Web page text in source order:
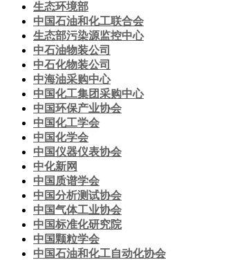
生态环境部
中国石油和化工联合会
生态部污染源监控中心
中石油物装公司
中石化物装公司
中海油采购中心
中国化工集团采购中心
中国环保产业协会
中国化工学会
中国化学会
中国仪器仪表协会
中化新网
中国质谱学会
中国分析测试协会
中国气体工业协会
中国标准化研究院
中国颗粒学会
中国石油和化工自动化协会